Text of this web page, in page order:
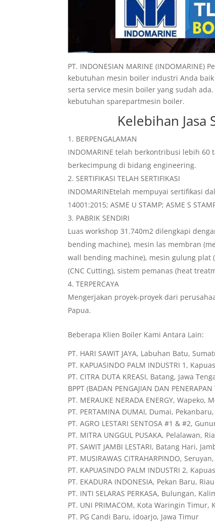
PT. INDONESIAN MARINE
kebutuhan mesin boiler industri Anda
serta service mesin boiler yang sudah
kebutuhan sparepartmesin boiler.
Kelebihan
BERPENGALAMAN
INDOMARINE telah berkontribusi lebih
berkecimpung di bidang engineering.
SERTIFIKASI TELAH SERTIFIKASI
INDOMARINEtelah mempuyai sertifikasi
14001:2015; ASME U STAMP; ASME S
PABRIK SENDIRI
Luas workshop 31.740m2 dilengkapi
bending machine), mesin las membran
wall bending machine), mesin gulung
(CNC Cutting), sistem pemanas (heat
TERPERCAYA
Mengerjakan proyek-proyek dari
Papua.
Beberapa Klien Boiler Kami Antara Lain:
PT. HARI SAWIT JAYA, Labuhan Batu,
PT. KAPUASINDO PALM INDUSTRI 1,
PT. CITRA DUTA KREASI, Batang, Jawa
BPPT (BADAN PENGAJIAN DAN
PT. MERAUKE NERADA ENERGY, Wapeko,
PT. PERTAMINA DUMAI, Dumai,
PT. AGRO LESTARI SENTOSA #1 & #2,
PT. MITRA UNGGUL PUSAKA, Pelalawan,
PT. SAWIT JAMBI LESTARI, Batang Hari,
PT. MUSIRAWAS CITRAHARPINDO,
PT. KAPUASINDO PALM INDUSTRI 2,
PT. EKADURA INDONESIA, Pekan Baru, Riau
PT. INTI SELARAS PERKASA, Bulungan,
PT. UNI PRIMACOM, Kota Waringin Timur,
PT. PG Candi Baru, idoarjo, Jawa Timur